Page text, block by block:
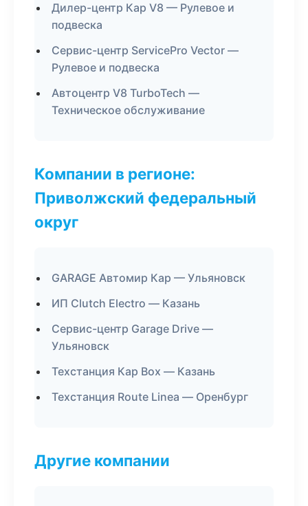
Дилер-центр Кар V8 — Рулевое и
подвеска
Сервис-центр ServicePro Vector —
Рулевое и подвеска
Автоцентр V8 TurboTech —
Техническое обслуживание
Компании в регионе:
Приволжский федеральный
округ
GARAGE Автомир Кар — Ульяновск
ИП Clutch Electro — Казань
Сервис-центр Garage Drive —
Ульяновск
Техстанция Кар Box — Казань
Техстанция Route Linea — Оренбург
Другие компании